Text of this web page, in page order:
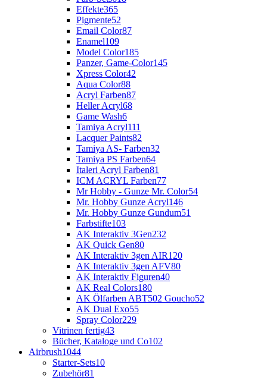
Effekte365
Pigmente52
Email Color87
Enamel109
Model Color185
Panzer, Game-Color145
Xpress Color42
Aqua Color88
Acryl Farben87
Heller Acryl68
Game Wash6
Tamiya Acryl111
Lacquer Paints82
Tamiya AS- Farben32
Tamiya PS Farben64
Italeri Acryl Farben81
ICM ACRYL Farben77
Mr Hobby - Gunze Mr. Color54
Mr. Hobby Gunze Acryl146
Mr. Hobby Gunze Gundum51
Farbstifte103
AK Interaktiv 3Gen232
AK Quick Gen80
AK Interaktiv 3gen AIR120
AK Interaktiv 3gen AFV80
AK Interaktiv Figuren40
AK Real Colors180
AK Ölfarben ABT502 Goucho52
AK Dual Exo55
Spray Color229
Vitrinen fertig43
Bücher, Kataloge und Co102
Airbrush1044
Starter-Sets10
Zubehör81